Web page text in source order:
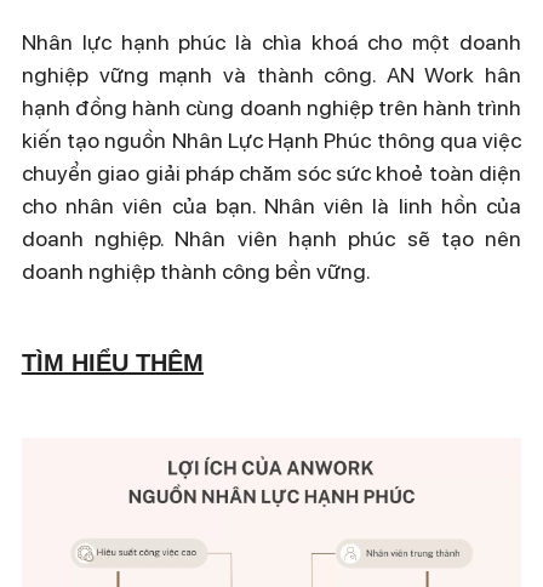
Nhân lực hạnh phúc là chìa khoá cho một doanh
nghiệp vững mạnh và thành công. AN Work hân
hạnh đồng hành cùng doanh nghiệp trên hành trình
kiến tạo nguồn Nhân Lực Hạnh Phúc thông qua việc
chuyển giao giải pháp chăm sóc sức khoẻ toàn diện
cho nhân viên của bạn. Nhân viên là linh hồn của
doanh nghiệp. Nhân viên hạnh phúc sẽ tạo nên
doanh nghiệp thành công bền vững.
TÌM HIỂU THÊM